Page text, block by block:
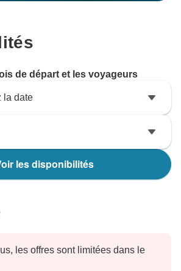
de départ et les voyageurs
la date
les disponibilités
les offres sont limitées dans le